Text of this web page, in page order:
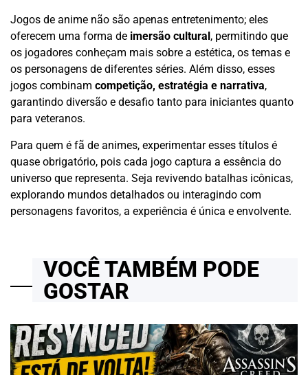
Jogos de anime não são apenas entretenimento; eles
oferecem uma forma de imersão cultural, permitindo que
os jogadores conheçam mais sobre a estética, os temas e
os personagens de diferentes séries. Além disso, esses
jogos combinam competição, estratégia e narrativa,
garantindo diversão e desafio tanto para iniciantes quanto
para veteranos.
Para quem é fã de animes, experimentar esses títulos é
quase obrigatório, pois cada jogo captura a essência do
universo que representa. Seja revivendo batalhas icônicas,
explorando mundos detalhados ou interagindo com
personagens favoritos, a experiência é única e envolvente.
VOCÊ TAMBÉM PODE
GOSTAR